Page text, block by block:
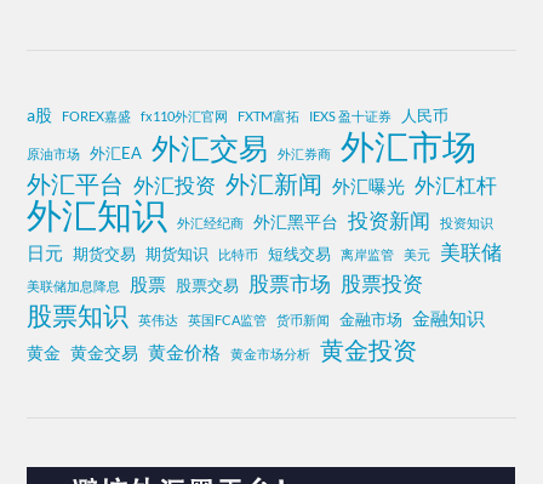
a股 FOREX嘉盛 fx110外汇官网 FXTM富拓 IEXS 盈十证券 人民币
原油市场 外汇EA 外汇交易 外汇券商 外汇市场
外汇平台 外汇投资 外汇新闻 外汇曝光 外汇杠杆
外汇知识 外汇经纪商 外汇黑平台 投资新闻 投资知识
日元 期货交易 期货知识 比特币 短线交易 离岸监管 美元 美联储
美联储加息降息 股票 股票交易 股票市场 股票投资
股票知识 英伟达 英国FCA监管 货币新闻 金融市场 金融知识
黄金 黄金交易 黄金价格 黄金市场分析 黄金投资